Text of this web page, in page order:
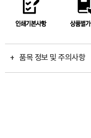
+ 품목 정보 및 주의사항